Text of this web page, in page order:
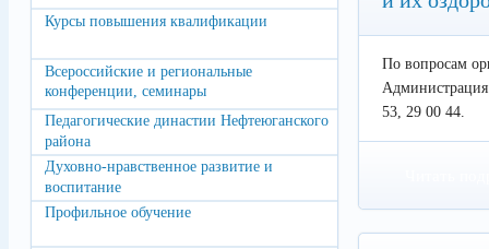
Курсы повышения квалификации
Всероссийские и региональные
конференции, семинары
Педагогические династии Нефтеюганского
района
Духовно-нравственное развитие и
воспитание
Профильное обучение
По вопросам
53, 29 00 44.